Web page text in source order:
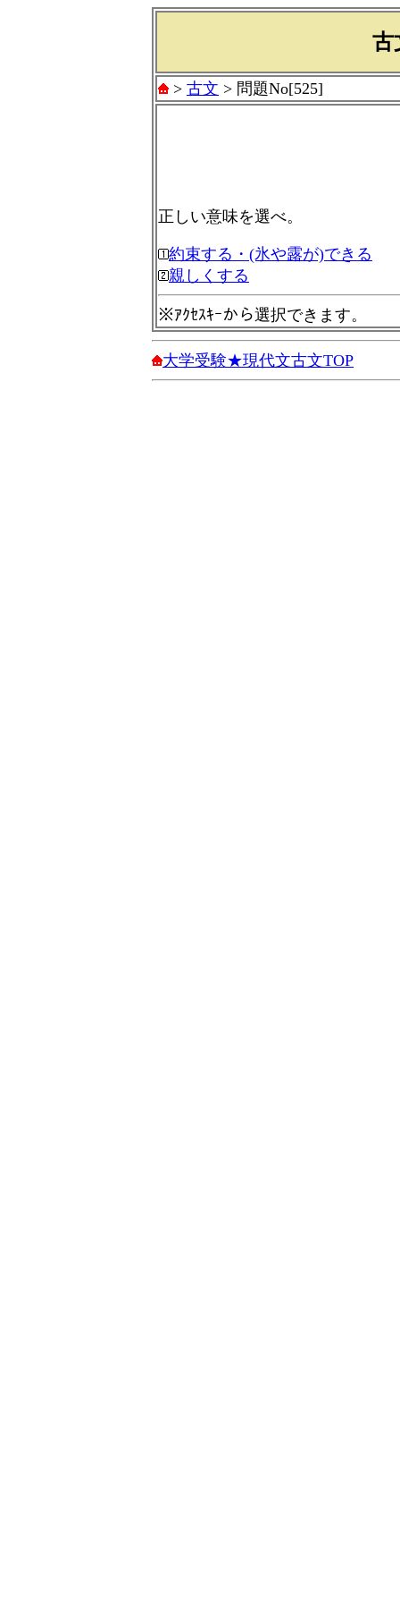
古
> 古文 > 問題No[525]
正しい意味を選べ。
約束する・(氷や露が)できる
親しくする
※ｱｸｾｽｷｰから選択できます。
大学受験★現代文古文TOP